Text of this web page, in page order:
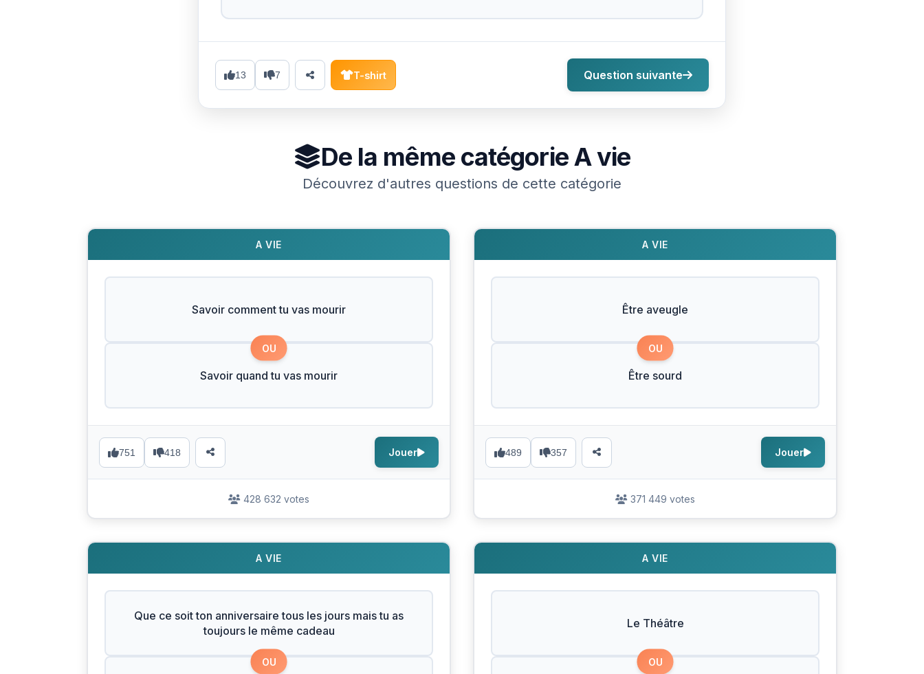
13 7 T-shirt Question suivante
De la même catégorieA vie
Découvrez d'autres questions de cette catégorie
A VIE
Savoir comment tu vas mourir
OU
Savoir quand tu vas mourir
751 418 Jouer
428 632 votes
A VIE
Être aveugle
OU
Être sourd
489 357 Jouer
371 449 votes
A VIE
Que ce soit ton anniversaire tous les jours mais tu as
toujours le même cadeau
OU
A VIE
Le Théâtre
OU